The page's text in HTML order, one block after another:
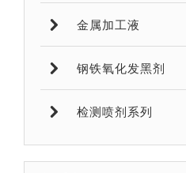
金属加工液
钢铁氧化发黑剂
检测喷剂系列